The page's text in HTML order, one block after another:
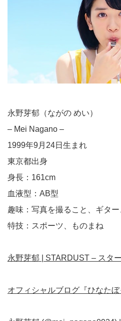
永野芽郁（ながの めい）
– Mei Nagano –
1999年9月24日生まれ
東京都出身
身長：161cm
血液型：AB型
趣味：写真を撮ること、ギタ
特技：スポーツ、ものまね
永野芽郁 | STARDUST – スタ
オフィシャルブログ『ひなたぼ